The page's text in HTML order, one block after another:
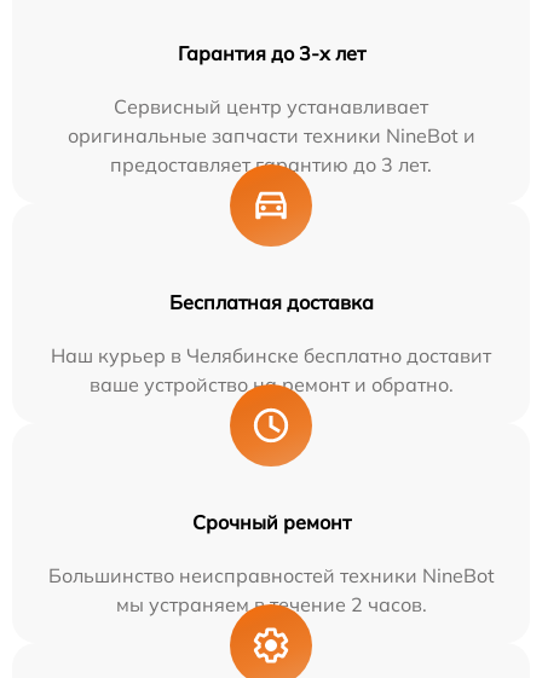
Гарантия до 3-х лет
Сервисный центр устанавливает
оригинальные запчасти техники NineBot и
предоставляет гарантию до 3 лет.
Бесплатная доставка
Наш курьер в Челябинске бесплатно доставит
ваше устройство на ремонт и обратно.
Срочный ремонт
Большинство неисправностей техники NineBot
мы устраняем в течение 2 часов.